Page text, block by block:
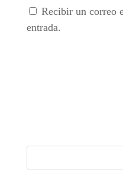
Recibir un correo
entrada.